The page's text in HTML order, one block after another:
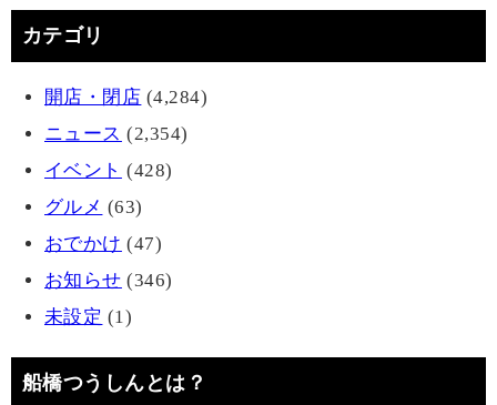
カテゴリ
開店・閉店 (4,284)
ニュース (2,354)
イベント (428)
グルメ (63)
おでかけ (47)
お知らせ (346)
未設定 (1)
船橋つうしんとは？